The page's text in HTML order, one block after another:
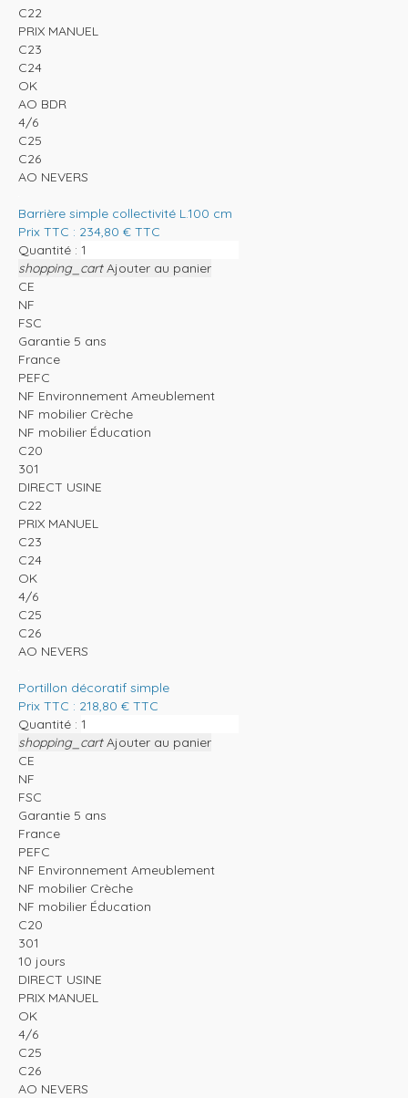
C22
PRIX MANUEL
C23
C24
OK
AO BDR
4/6
C25
C26
AO NEVERS
Barrière simple collectivité L.100 cm
Prix TTC : 234,80 € TTC
Quantité :
shopping_cart Ajouter au panier
CE
NF
FSC
Garantie 5 ans
France
PEFC
NF Environnement Ameublement
NF mobilier Crèche
NF mobilier Éducation
C20
301
DIRECT USINE
C22
PRIX MANUEL
C23
C24
OK
4/6
C25
C26
AO NEVERS
Portillon décoratif simple
Prix TTC : 218,80 € TTC
Quantité :
shopping_cart Ajouter au panier
CE
NF
FSC
Garantie 5 ans
France
PEFC
NF Environnement Ameublement
NF mobilier Crèche
NF mobilier Éducation
C20
301
10 jours
DIRECT USINE
PRIX MANUEL
OK
4/6
C25
C26
AO NEVERS